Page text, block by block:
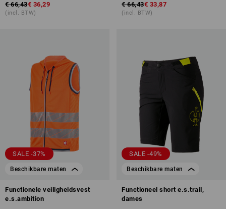
€ 66,43€ 36,29
(incl. BTW)
€ 66,43€ 33,87
(incl. BTW)
SALE -37%
Beschikbare maten
Functionele veiligheidsvest
e.s.ambition
SALE -49%
Beschikbare maten
Functioneel short e.s.trail,
dames